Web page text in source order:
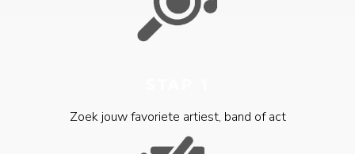
Zoek jouw favoriete artiest, band of act